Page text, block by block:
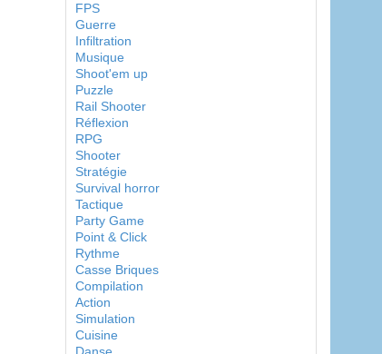
FPS
Guerre
Infiltration
Musique
Shoot'em up
Puzzle
Rail Shooter
Réflexion
RPG
Shooter
Stratégie
Survival horror
Tactique
Party Game
Point & Click
Rythme
Casse Briques
Compilation
Action
Simulation
Cuisine